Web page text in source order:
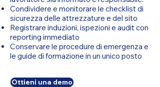
Condividere e monitorare le checklist di
sicurezza delle attrezzature e del sito
Registrare induzioni, ispezioni e audit con
reporting immediato
Conservare le procedure di emergenza e
le guide di formazione in un unico posto
Ottieni una demo